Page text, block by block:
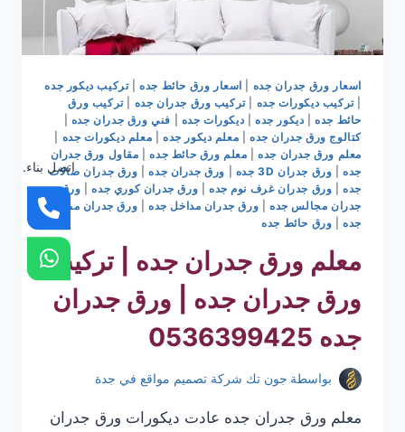
اسعار ورق جدران جده اسعار ورق حائط جده|تركيب ديكور جده
|تركيب ديكورات جده |تركيب ورق جدران جده |تركيب ورق
حائط جده| ديكور جده| ديكورات جده فني ورق جدران جده
كتالوج ورق جدران جده| معلم ديكور جده معلم ديكورات جده
معلم ورق جدران جده| معلم ورق حائط جده| مقاول ورق جدران
جده| ورق جدران 3D جده ورق جدران جده| ورق جدران صالات
جده| ورق جدران غرف نوم جده ورق جدران كوري جده| ورق
جدران مجالس جده| ورق جدران مداخل جده
ورق جدران ممرات
جده| ورق حائط جده
معلم ورق جدران جده | تركيب
ورق جدران جده | ورق جدران
جده 0536399425
بواسطة جون تك شركة تصميم مواقع في جدة
معلم ورق جدران جده عادت ديكورات ورق جدران
اتصل بناء.